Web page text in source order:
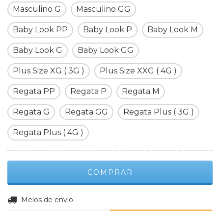
Masculino G Masculino GG
Baby Look PP Baby Look P Baby Look M
Baby Look G Baby Look GG
Plus Size XG ( 3G ) Plus Size XXG ( 4G )
Regata PP Regata P Regata M
Regata G Regata GG Regata Plus ( 3G )
Regata Plus ( 4G )
Entregas para o CEP:
Meios de envio